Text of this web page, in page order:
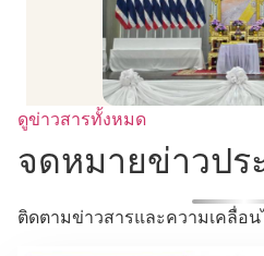
ดูข่าวสารทั้งหมด
จดหมายข่าวป
ติดตามข่าวสารและความเคลื่อน